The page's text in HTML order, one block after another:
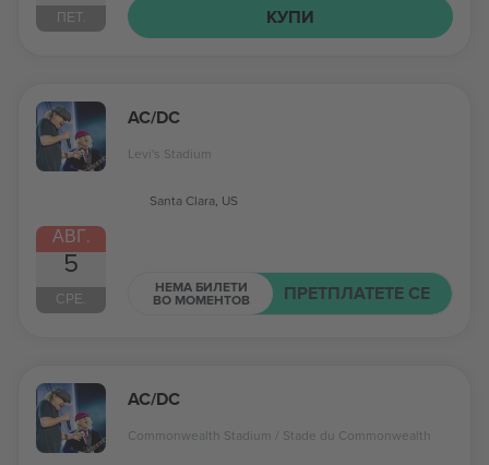
ПЕТ.
КУПИ
АВГ.
5
СРЕ.
AC/DC
Levi's Stadium
Santa Clara, US
НЕМА БИЛЕТИ
ВО МОМЕНТОВ ПРЕТПЛАТЕТЕ СЕ
AC/DC
Commonwealth Stadium / Stade du Commonwealth